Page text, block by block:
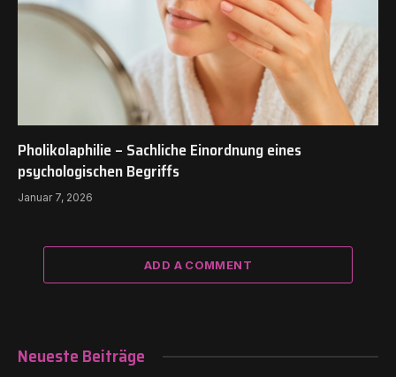
Pholikolaphilie – Sachliche Einordnung eines
psychologischen Begriffs
Januar 7, 2026
ADD A COMMENT
Neueste Beiträge